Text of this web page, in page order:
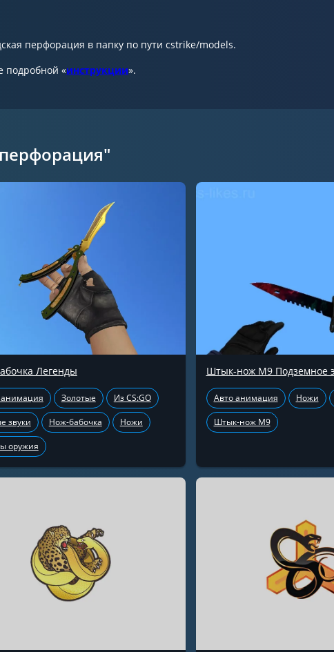
перфорация в папку по пути cstrike/models.
подробной «инструкции».
Легенды
Золотые Из CS:GO
звуки Нож-бабочка Ножи
оружия
Штык-нож М9 Подземное
Авто анимация Ножи
Штык-нож М9